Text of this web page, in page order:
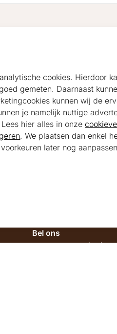
Bel ons
085 301 22 55 (NL)
cookies. Hierdoor
gemeten. Daarnaast
kunnen wij de
je namelijk nuttige
hier alles in onze
. We plaatsen dan enkel
later nog